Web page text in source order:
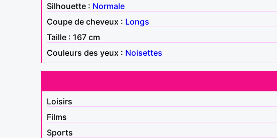
Silhouette : Normale
Coupe de cheveux : Longs
Taille : 167 cm
Couleurs des yeux : Noisettes
Loisirs
Films
Sports